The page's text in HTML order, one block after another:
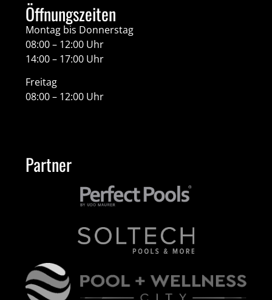
Öffnungszeiten
Montag bis Donnerstag
08:00 – 12:00 Uhr
14:00 – 17:00 Uhr
Freitag
08:00 – 12:00 Uhr
Partner